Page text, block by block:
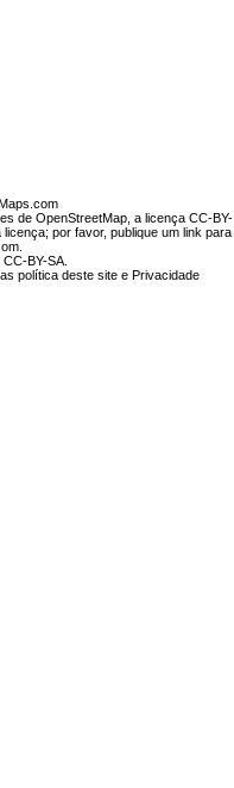
de OpenStreetMap, a licença CC-BY-
por favor, publique um link para
,CC-BY-SA
política deste site e Privacidade